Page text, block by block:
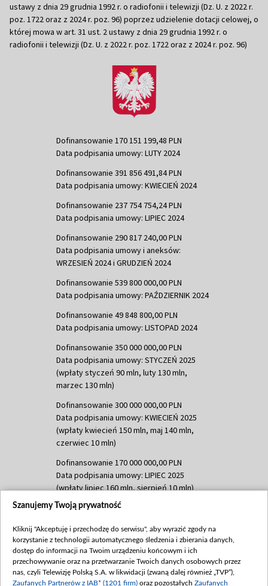
ustawy z dnia 29 grudnia 1992 r. o radiofonii i telewizji (Dz. U. z 2022 r.
poz. 1722 oraz z 2024 r. poz. 96) poprzez udzielenie dotacji celowej, o
której mowa w art. 31 ust. 2 ustawy z dnia 29 grudnia 1992 r. o
radiofonii i telewizji (Dz. U. z 2022 r. poz. 1722 oraz z 2024 r. poz. 96)
Dofinansowanie 170 151 199,48 PLN
Data podpisania umowy: LUTY 2024
Dofinansowanie 391 856 491,84 PLN
Data podpisania umowy: KWIECIEŃ 2024
Dofinansowanie 237 754 754,24 PLN
Data podpisania umowy: LIPIEC 2024
Dofinansowanie 290 817 240,00 PLN
Data podpisania umowy i aneksów:
WRZESIEŃ 2024 i GRUDZIEŃ 2024
Dofinansowanie 539 800 000,00 PLN
Data podpisania umowy: PAŹDZIERNIK 2024
Dofinansowanie 49 848 800,00 PLN
Data podpisania umowy: LISTOPAD 2024
Dofinansowanie 350 000 000,00 PLN
Data podpisania umowy: STYCZEŃ 2025
(wpłaty styczeń 90 mln, luty 130 mln,
marzec 130 mln)
Dofinansowanie 300 000 000,00 PLN
Data podpisania umowy: KWIECIEŃ 2025
(wpłaty kwiecień 150 mln, maj 140 mln,
czerwiec 10 mln)
Dofinansowanie 170 000 000,00 PLN
Data podpisania umowy: LIPIEC 2025
(wpłaty lipiec 160 mln, sierpień 10 mln)
Dofinansowanie 60 000 000,00 PLN
(wpłata wrzesień 60 mln)
Dofinansowanie 635 783 051,21 PLN
Data podpisania umowy: WRZESIEŃ 2025
(wpłata wrzesień 100 mln, październik 350
Szanujemy Twoją prywatność
Kliknij "Akceptuję i przechodzę do serwisu", aby wyrazić zgody na
korzystanie z technologii automatycznego śledzenia i zbierania danych,
dostęp do informacji na Twoim urządzeniu końcowym i ich
przechowywanie oraz na przetwarzanie Twoich danych osobowych przez
nas, czyli Telewizję Polską S.A. w likwidacji (zwaną dalej również „TVP”),
Zaufanych Partnerów z IAB* (1201 firm) oraz pozostałych Zaufanych